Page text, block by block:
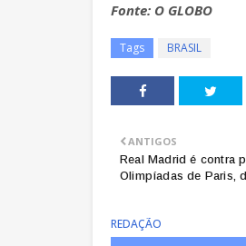
Fonte: O GLOBO
Tags BRASIL
ANTIGOS
Real Madrid é contra
Olimpíadas de Paris,
REDAÇÃO